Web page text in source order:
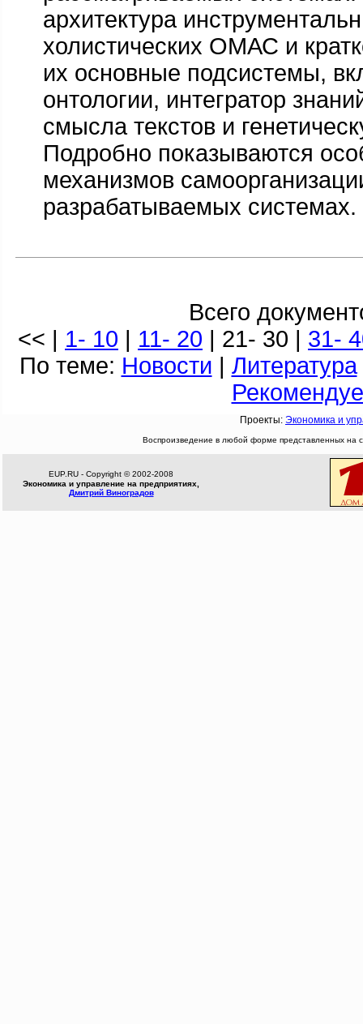
архитектура
холистических ОМАС и
их основные подсистемы,
онтологии, интегратор
смысла текстов и
Подробно показываются
механизмов
разрабатываемых
Всего
<< | 1- 10 | 11- 20 | 21- 30 | 31-
По теме: Новости | Литература
Проекты: Экономика и
Воспроизведение в любой форме представленных на
EUP.RU - Copyright © 2002-2008
Экономика и управление на предприятиях,
Дмитрий Виноградов